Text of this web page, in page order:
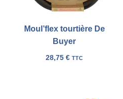
Moul’flex tourtière De
Buyer
28,75 € TTC